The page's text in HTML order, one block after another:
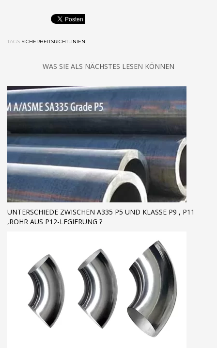
TAGS SICHERHEITSRICHTLINIEN
WAS SIE ALS NÄCHSTES LESEN KÖNNEN
UNTERSCHIEDE ZWISCHEN A335 P5 UND KLASSE P9 , P11
,ROHR AUS P12-LEGIERUNG ?